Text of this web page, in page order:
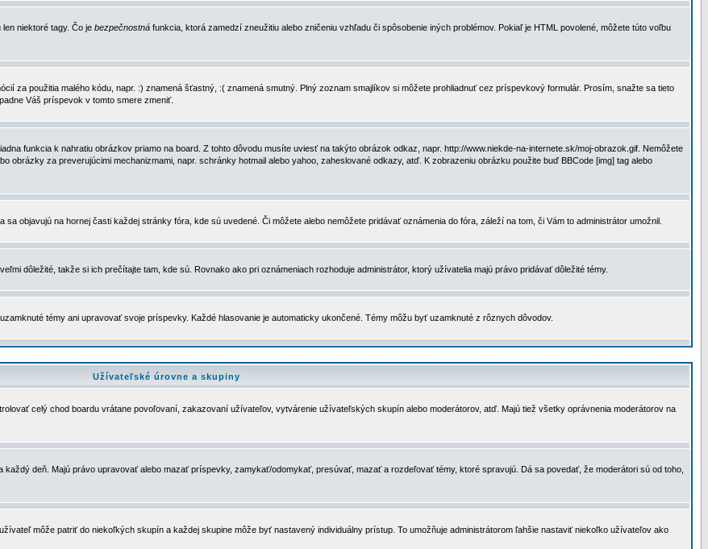
niektoré tagy. Čo je bezpečnostná funkcia, ktorá zamedzí zneužitiu alebo zničeniu vzhľadu či spôsobenie iných problémov. Pokiaľ je HTML povolené, môžete túto voľbu
za použitia malého kódu, napr. :) znamená šťastný, :( znamená smutný. Plný zoznam smajlíkov si môžete prohliadnuť cez príspevkový formulár. Prosím, snažte sa tieto
Váš príspevok v tomto smere zmeniť.
funkcia k nahratiu obrázkov priamo na board. Z tohto dôvodu musíte uviesť na takýto obrázok odkaz, napr. http://www.niekde-na-internete.sk/moj-obrazok.gif. Nemôžete
za preverujúcimi mechanizmami, napr. schránky hotmail alebo yahoo, zaheslované odkazy, atď. K zobrazeniu obrázku použite buď BBCode [img] tag alebo
objavujú na hornej časti každej stránky fóra, kde sú uvedené. Či môžete alebo nemôžete pridávať oznámenia do fóra, záleží na tom, či Vám to administrátor umožnil.
dôležité, takže si ich prečítajte tam, kde sú. Rovnako ako pri oznámeniach rozhoduje administrátor, ktorý užívatelia majú právo pridávať dôležité témy.
témy ani upravovať svoje príspevky. Každé hlasovanie je automaticky ukončené. Témy môžu byť uzamknuté z rôznych dôvodov.
Užívateľské úrovne a skupiny
celý chod boardu vrátane povoľovaní, zakazovaní užívateľov, vytvárenie užívateľských skupín alebo moderátorov, atď. Majú tiež všetky oprávnenia moderátorov na
deň. Majú právo upravovať alebo mazať príspevky, zamykať/odomykať, presúvať, mazať a rozdeľovať témy, ktoré spravujú. Dá sa povedať, že moderátori sú od toho,
môže patriť do niekoľkých skupín a každej skupine môže byť nastavený individuálny prístup. To umožňuje administrátorom ľahšie nastaviť niekoľko užívateľov ako